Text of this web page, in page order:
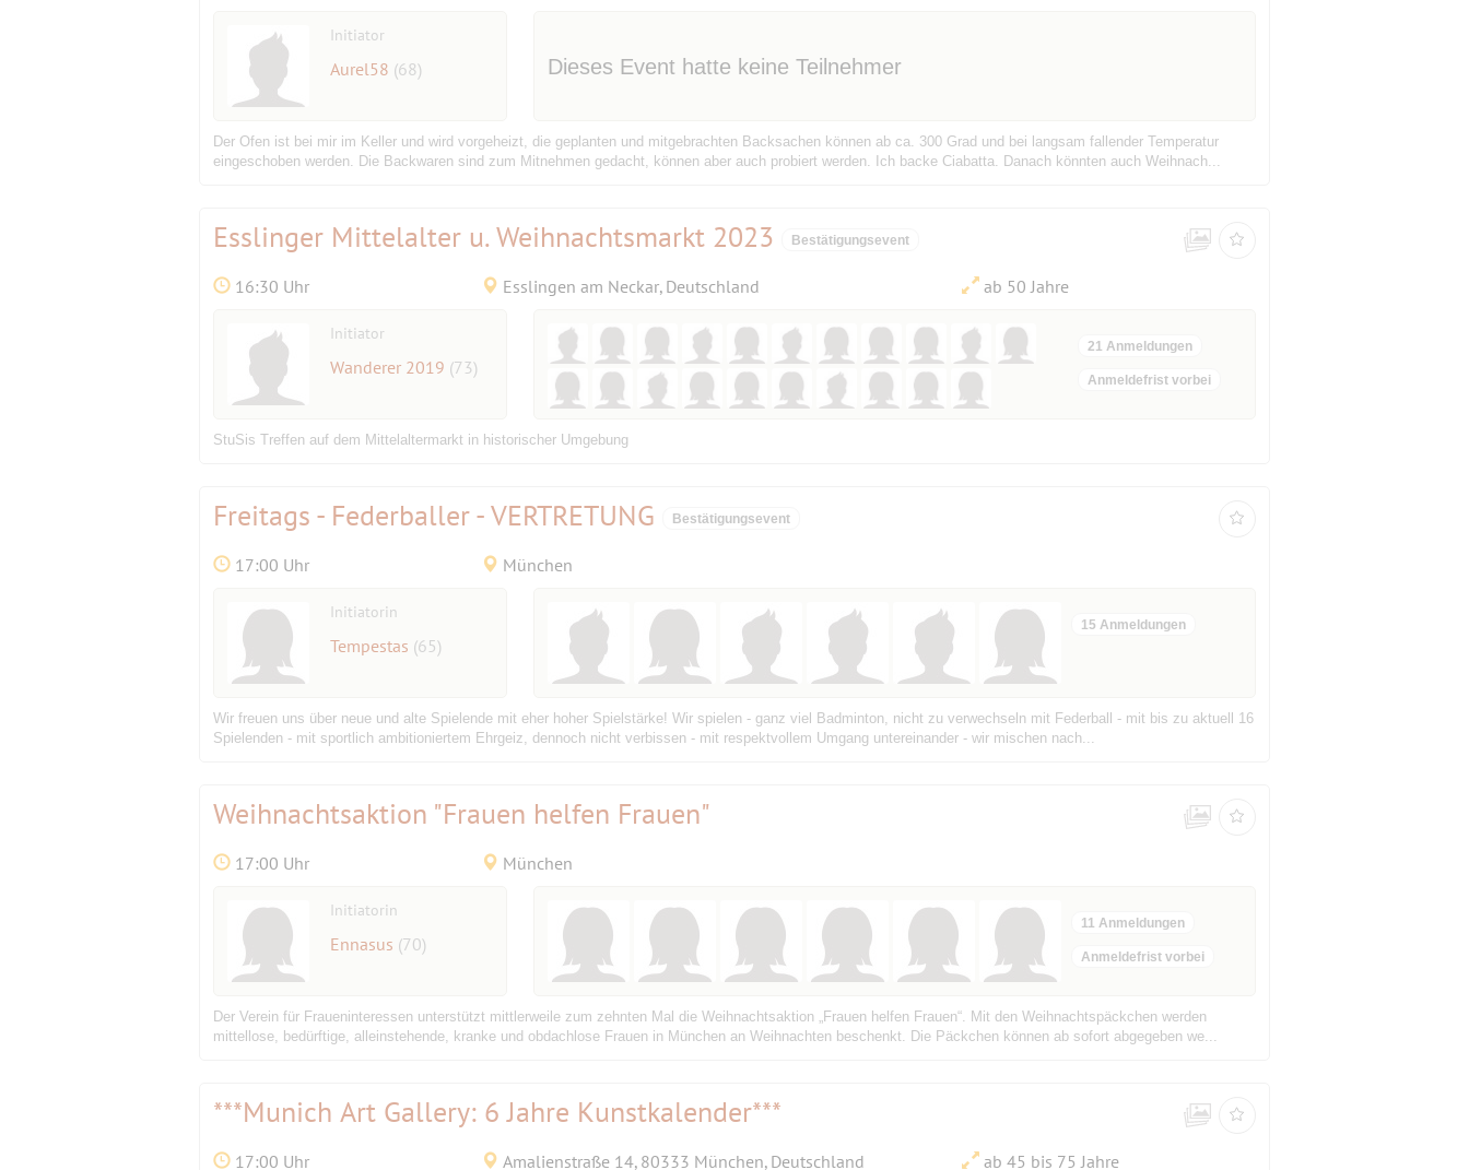
Initiator
Aurel58 (68) Dieses Event hatte keine Teilnehmer
Der Ofen ist bei mir im Keller und wird vorgeheizt, die geplanten und mitgebrachten Backsachen können ab ca. 300 Grad und bei langsam fallender Temperatur
eingeschoben werden. Die Backwaren sind zum Mitnehmen gedacht, können aber auch probiert werden. Ich backe Ciabatta. Danach könnten auch Weihnach...
Esslinger Mittelalter u. Weihnachtsmarkt 2023 Bestätigungsevent
16:30 Uhr Esslingen am Neckar, Deutschland ab 50 Jahre
Initiator
Wanderer 2019 (73)
21 Anmeldungen
Anmeldefrist vorbei
StuSis Treffen auf dem Mittelaltermarkt in historischer Umgebung
Freitags - Federballer - VERTRETUNG Bestätigungsevent
17:00 Uhr München
Initiatorin
Tempestas (65)
15 Anmeldungen
Wir freuen uns über neue und alte Spielende mit eher hoher Spielstärke! Wir spielen - ganz viel Badminton, nicht zu verwechseln mit Federball - mit bis zu aktuell 16
Spielenden - mit sportlich ambitioniertem Ehrgeiz, dennoch nicht verbissen - mit respektvollem Umgang untereinander - wir mischen nach...
Weihnachtsaktion "Frauen helfen Frauen"
17:00 Uhr München
Initiatorin
Ennasus (70)
11 Anmeldungen
Anmeldefrist vorbei
Der Verein für Fraueninteressen unterstützt mittlerweile zum zehnten Mal die Weihnachtsaktion „Frauen helfen Frauen“. Mit den Weihnachtspäckchen werden
mittellose, bedürftige, alleinstehende, kranke und obdachlose Frauen in München an Weihnachten beschenkt. Die Päckchen können ab sofort abgegeben we...
***Munich Art Gallery: 6 Jahre Kunstkalender***
17:00 Uhr Amalienstraße 14, 80333 München, Deutschland ab 45 bis 75 Jahre